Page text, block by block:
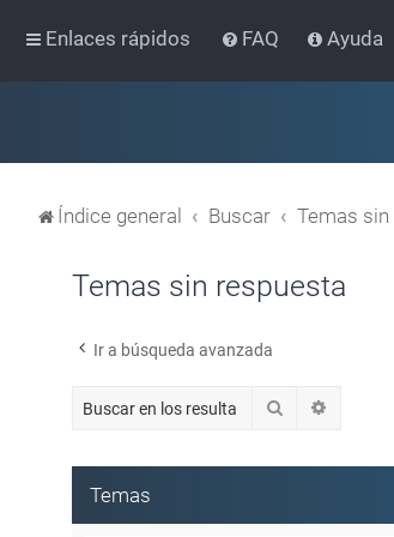
Enlaces rápidos FAQ Ayuda
Índice general Buscar Temas
Temas sin respuesta
Ir a búsqueda avanzada
Buscar
Temas